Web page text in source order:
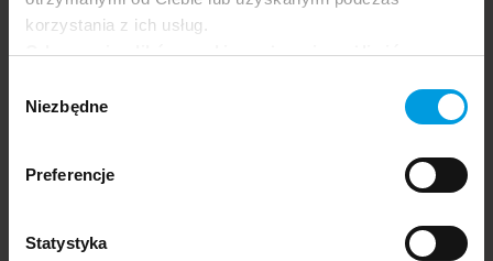
korzystania z ich usług.
Odrzucenie plików cookie może uniemożliwić
oferowanych na naszej stronie, w tym m.in. z
zgody
Niezbędne
Preferencje
Statystyka
Festival app.